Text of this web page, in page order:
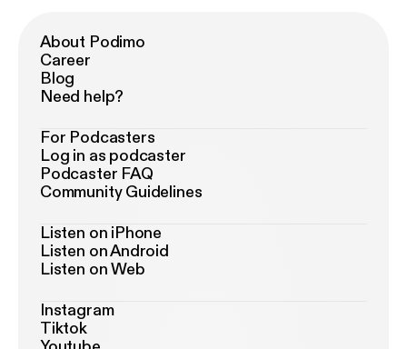
About Podimo
Career
Blog
Need help?
For Podcasters
Log in as podcaster
Podcaster FAQ
Community Guidelines
Listen on iPhone
Listen on Android
Listen on Web
Instagram
Tiktok